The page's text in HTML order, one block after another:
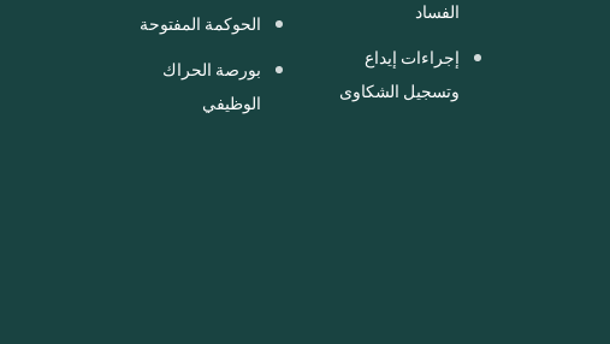
الفساد
إجراءات إيداع
وتسجيل الشكاوى
الحوكمة المفتوحة
بورصة الحراك
الوظيفي